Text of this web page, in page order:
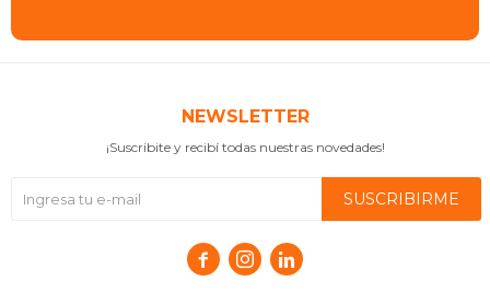
NEWSLETTER
¡Suscribite y recibí todas nuestras novedades!
SUSCRIBIRME
  